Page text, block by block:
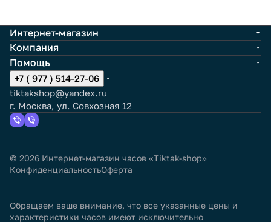
Интернет-магазин
Компания
Помощь
+7 ( 977 ) 514-27-06
tiktakshop@yandex.ru
г. Москва, ул. Совхозная 12
© 2026 Интернет-магазин часов «Tiktak-shop»
КонфиденциальностьОферта
Обращаем ваше внимание, что все указанные цены и
характеристики часов имеют исключительно